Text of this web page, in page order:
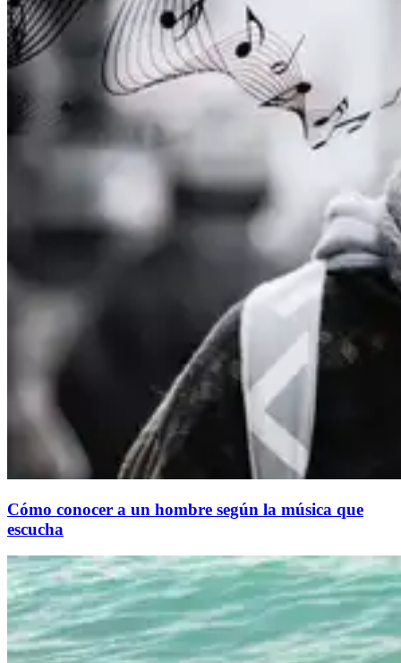
Cómo conocer a un hombre según la música que
escucha